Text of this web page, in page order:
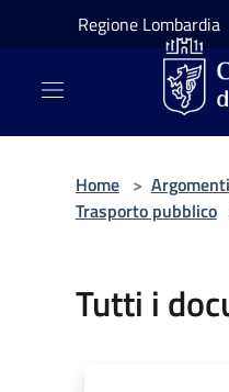
Salta al contenuto principale
Regione Lombardia
Home > Argomenti
Trasporto pubblico
Tutti i